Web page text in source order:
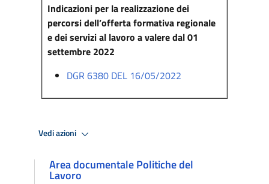
Indicazioni per la realizzazione dei
percorsi dell’offerta formativa regionale
e dei servizi al lavoro a valere dal 01
settembre 2022
DGR 6380 DEL 16/05/2022
Vedi azioni
Area documentale Politiche del
Lavoro